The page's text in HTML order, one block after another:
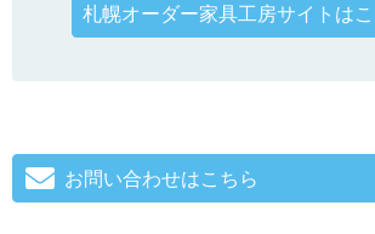
札幌オーダー家具工房サイトは
お問い合わせはこちら